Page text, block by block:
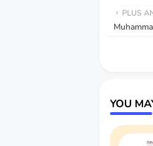
PLUS
YOU